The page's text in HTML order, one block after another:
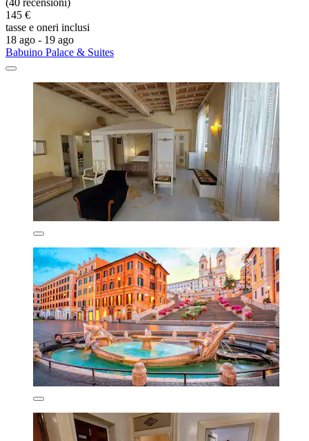
(40 recensioni)
145 €
tasse e oneri inclusi
18 ago - 19 ago
Babuino Palace & Suites